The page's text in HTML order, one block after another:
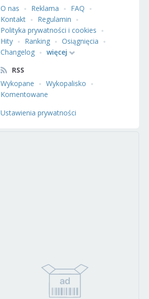
O nas
Reklama
FAQ
Kontakt
Regulamin
Polityka prywatności i cookies
Hity
Ranking
Osiągnięcia
Changelog
więcej
RSS
Wykopane
Wykopalisko
Komentowane
Ustawienia prywatności